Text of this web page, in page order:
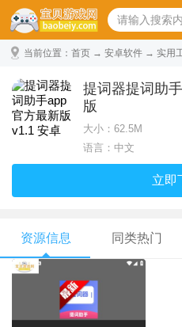
当前位置： 首页 → 安卓软件 → 实用
提词器提词助
版
大小： 62.5M
语言：中文
立即
资源信息 同类热门